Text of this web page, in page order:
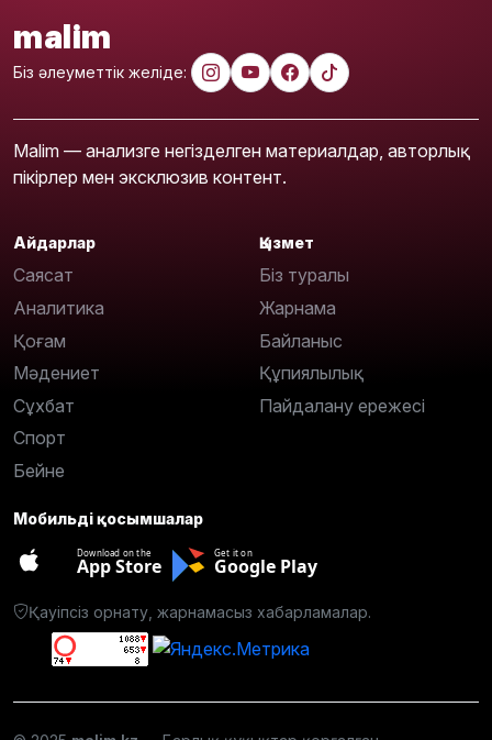
malim
Біз әлеуметтік желіде:
Malim — анализге негізделген материалдар, авторлық
пікірлер мен эксклюзив контент.
Айдарлар
Саясат
Аналитика
Қоғам
Мәдениет
Сұхбат
Спорт
Бейне
Қызмет
Біз туралы
Жарнама
Байланыс
Құпиялылық
Пайдалану ережесі
Мобильді қосымшалар
Download on the
App Store
Get it on
Google Play
Қауіпсіз орнату, жарнамасыз хабарламалар.